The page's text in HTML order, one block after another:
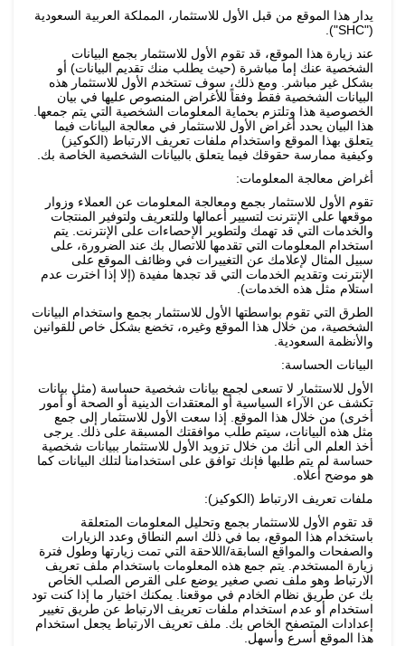
يدار هذا الموقع من قبل الأول للاستثمار، المملكة العربية السعودية
("SHC").
عند زيارة هذا الموقع، قد تقوم الأول للاستثمار بجمع البيانات
الشخصية عنك إما مباشرة (حيث يطلب منك تقديم البيانات) أو
بشكل غير مباشر. ومع ذلك، سوف تستخدم الأول للاستثمار هذه
البيانات الشخصية فقط وفقاً للأغراض المنصوص عليها في بيان
الخصوصية هذا وتلتزم بحماية المعلومات الشخصية التي يتم جمعها.
هذا البيان يحدد أغراض الأول للاستثمار في معالجة البيانات فيما
يتعلق بهذا الموقع واستخدام ملفات تعريف الارتباط (الكوكيز)
وكيفية ممارسة حقوقك فيما يتعلق بالبيانات الشخصية الخاصة بك.
أغراض معالجة المعلومات:
تقوم الأول للاستثمار بجمع ومعالجة المعلومات عن العملاء وزوار
موقعها على الإنترنت لتسيير أعمالها وللتعريف ولتوفير المنتجات
والخدمات التي قد تهمك ولتطوير الإحصاءات على الإنترنت. يتم
استخدام المعلومات التي تقدمها للاتصال بك عند الضرورة، على
سبيل المثال لإعلامك عن التغييرات في وظائف الموقع على
الإنترنت وتقديم الخدمات التي قد تجدها مفيدة (إلا إذا اخترت عدم
استلام مثل هذه الخدمات).
الطرق التي تقوم بواسطتها الأول للاستثمار بجمع واستخدام البيانات
الشخصية، من خلال هذا الموقع وغيره، تخضع بشكل خاص للقوانين
والأنظمة السعودية.
البيانات الحساسة:
الأول للاستثمار لا تسعى لجمع بيانات شخصية حساسة (مثل بيانات
تكشف عن الآراء السياسية أو المعتقدات الدينية أو الصحة أو أمور
أخرى) من خلال هذا الموقع. إذا سعت الأول للاستثمار إلى جمع
مثل هذه البيانات، سيتم طلب موافقتك المسبقة على ذلك. يرجى
أخذ العلم الى أنك من خلال تزويد الأول للاستثمار ببيانات شخصية
حساسة لم يتم طلبها فإنك توافق على استخدامنا لتلك البيانات كما
هو موضح أعلاه.
ملفات تعريف الارتباط (الكوكيز):
قد تقوم الأول للاستثمار بجمع وتحليل المعلومات المتعلقة
باستخدام هذا الموقع، بما في ذلك اسم النطاق وعدد الزيارات
والصفحات والمواقع السابقة/اللاحقة التي تمت زيارتها وطول فترة
زيارة المستخدم. يتم جمع هذه المعلومات باستخدام ملف تعريف
الارتباط وهو ملف نصي صغير يوضع على القرص الصلب الخاص
بك عن طريق نظام الخادم في موقعنا. يمكنك اختيار ما إذا كنت تود
استخدام أو عدم استخدام ملفات تعريف الارتباط عن طريق تغيير
إعدادات المتصفح الخاص بك. ملف تعريف الارتباط يجعل استخدام
هذا الموقع أسرع وأسهل.